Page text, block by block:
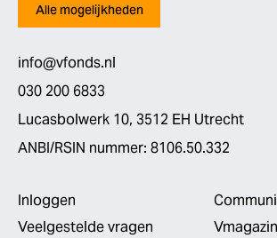
Alle mogelijkheden
info@vfonds.nl
030 200 6833
Lucasbolwerk 10, 3512 EH Utrecht
ANBI/RSIN nummer: 8106.50.332
Inloggen
Veelgestelde vragen